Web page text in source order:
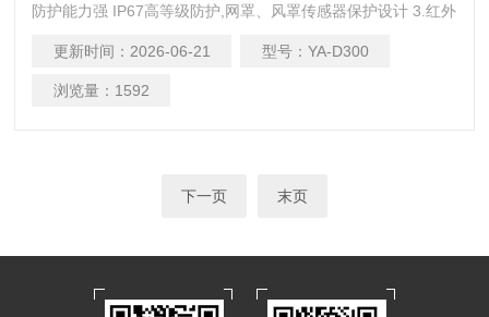
防护能力强 IP67高等级防护,网罩、风罩传感器保护设计 3.红外
号丰富多样 支持4-20mA，RS485，LoRa无线信号，
PowerBus二总线 5.LoRa无线通讯低功耗、免布线、抗干扰,传
更新时间： 2026-06-21 型号： YA-D300
浏览量： 1592
下一页 末页